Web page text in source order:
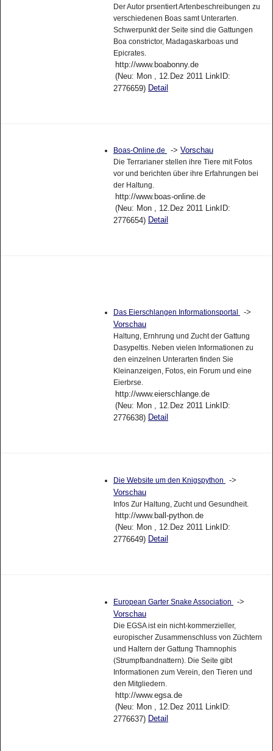
Der Autor prsentiert Artenbeschreibungen zu
verschiedenen Boas samt Unterarten.
Schwerpunkt der Seite sind die Gattungen
Boa constrictor, Madagaskarboas und
Epicrates.
http://www.boabonny.de
(Neu: Mon , 12.Dez 2011 LinkID:
2776659) Detail
Boas-Online.de -> Vorschau
Die Terrarianer stellen ihre Tiere mit Fotos
vor und berichten über ihre Erfahrungen bei
der Haltung.
http://www.boas-online.de
(Neu: Mon , 12.Dez 2011 LinkID:
2776654) Detail
Das Eierschlangen Informationsportal
->
Vorschau
Haltung, Ernhrung und Zucht der Gattung
Dasypeltis. Neben vielen Informationen zu
den einzelnen Unterarten finden Sie
Kleinanzeigen, Fotos, ein Forum und eine
Eierbrse.
http://www.eierschlange.de
(Neu: Mon , 12.Dez 2011 LinkID:
2776638) Detail
Die Website um den Knigspython
->
Vorschau
Infos Zur Haltung, Zucht und Gesundheit.
http://www.ball-python.de
(Neu: Mon , 12.Dez 2011 LinkID:
2776649) Detail
European Garter Snake Association
->
Vorschau
Die EGSA ist ein nicht-kommerzieller,
europischer Zusammenschluss von Züchtern
und Haltern der Gattung Thamnophis
(Strumpfbandnattern). Die Seite gibt
Informationen zum Verein, den Tieren und
den Mitgliedern.
http://www.egsa.de
(Neu: Mon , 12.Dez 2011 LinkID:
2776637) Detail